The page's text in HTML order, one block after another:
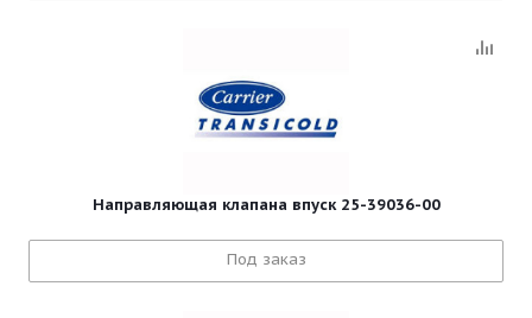
Направляющая клапана впуск 25-39036-00
Под заказ